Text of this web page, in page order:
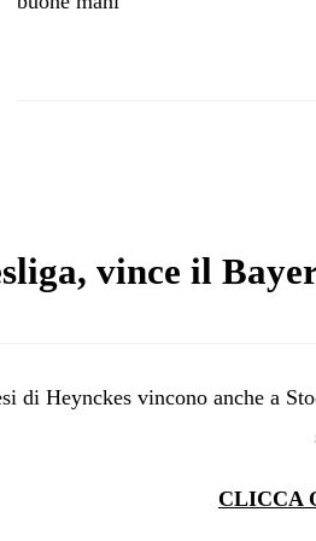
vince il
di Heynckes vincono anche a
CLICCA